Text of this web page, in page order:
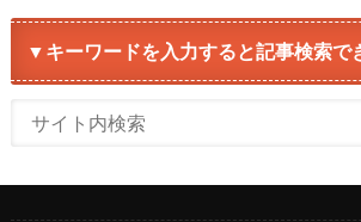
▼キーワードを入力すると記事検索で